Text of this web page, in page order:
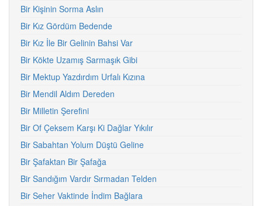
Bir Kişinin Sorma Aslın
Bir Kız Gördüm Bedende
Bir Kız İle Bir Gelinin Bahsi Var
Bir Kökte Uzamış Sarmaşık Gibi
Bir Mektup Yazdırdım Urfalı Kızına
Bir Mendil Aldım Dereden
Bir Milletin Şerefini
Bir Of Çeksem Karşı Ki Dağlar Yıkılır
Bir Sabahtan Yolum Düştü Geline
Bir Şafaktan Bir Şafağa
Bir Sandığım Vardır Sırmadan Telden
Bir Seher Vaktinde İndim Bağlara